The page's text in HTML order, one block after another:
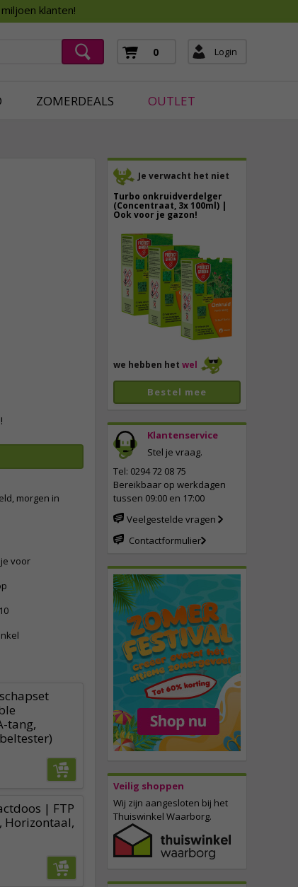
klanten!
0 Login
ZOMERDEALS OUTLET
Je verwacht het niet
Turbo onkruidverdelger
(Concentraat, 3x 100ml) |
Ook voor je gazon!
40,
we hebben het wel
Bestel mee
Klantenservice
Stel je vraag.
Tel: 0294 72 08 75
Bereikbaar op werkdagen
tussen 09:00 en 17:00
Veelgestelde vragen
Contactformulier
Veilig shoppen
Wij zijn aangesloten bij het
Thuiswinkel Waarborg.
morgen in
voor
tang,
| FTP
Horizontaal,